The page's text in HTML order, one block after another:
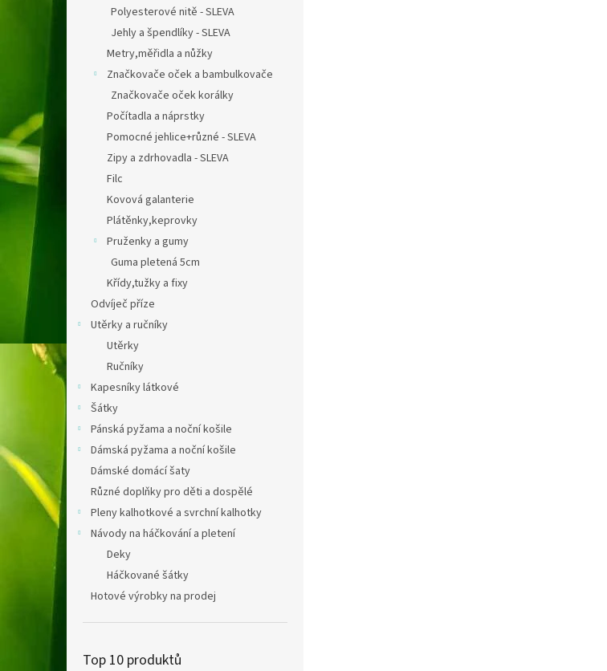
Polyesterové nitě - SLEVA
Jehly a špendlíky - SLEVA
Metry,měřidla a nůžky
Značkovače oček a bambulkovače
Značkovače oček korálky
Počítadla a náprstky
Pomocné jehlice+různé - SLEVA
Zipy a zdrhovadla - SLEVA
Filc
Kovová galanterie
Plátěnky,keprovky
Pruženky a gumy
Guma pletená 5cm
Křídy,tužky a fixy
Odvíječ příze
Utěrky a ručníky
Utěrky
Ručníky
Kapesníky látkové
Šátky
Pánská pyžama a noční košile
Dámská pyžama a noční košile
Dámské domácí šaty
Různé doplňky pro děti a dospělé
Pleny kalhotkové a svrchní kalhotky
Návody na háčkování a pletení
Deky
Háčkované šátky
Hotové výrobky na prodej
Top 10 produktů